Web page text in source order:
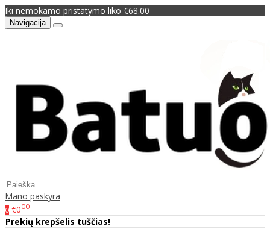
Iki nemokamo pristatymo liko €68.00
Navigacija
Mano paskyra
0 €000
Prekių krepšelis tuščias!